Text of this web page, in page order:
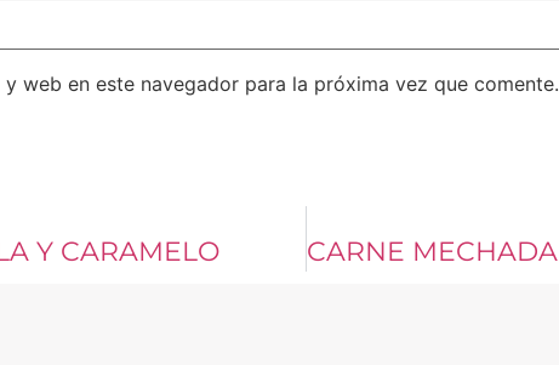
web en este navegador para la próxima vez que comente.
Y CARAMELO